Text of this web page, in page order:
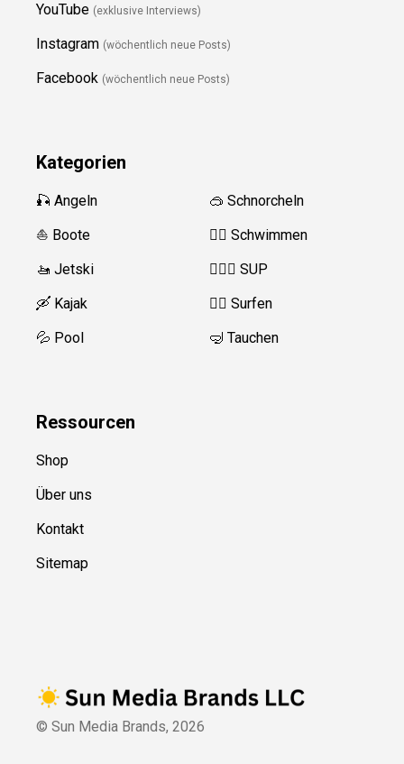
YouTube (exklusive Interviews)
Instagram (wöchentlich neue Posts)
Facebook (wöchentlich neue Posts)
Kategorien
🎣 Angeln
⛵️ Boote
🚤 Jetski
🛶 Kajak
💦 Pool
🥽 Schnorcheln
🏊‍♂️ Schwimmen
🏄‍♀️🛶 SUP
🏄‍♂️ Surfen
🤿 Tauchen
Ressourcen
Shop
Über uns
Kontakt
Sitemap
© Sun Media Brands, 2026